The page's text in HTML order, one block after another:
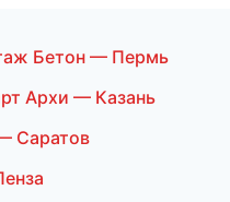
Бетон — Пермь
Архи — Казань
Саратов